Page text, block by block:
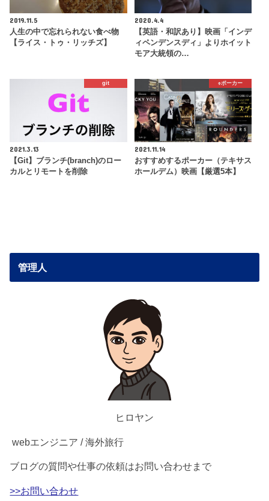
2019.11.5
人生の中で忘れられない食べ物
【ライス・トゥ・リッチズ】
2020.4.4
【英語・和訳あり】映画「インデ
ィペンデンスディ」よりホイット
モア大統領の…
git
2021.3.13
【Git】ブランチ(branch)のロー
カルとリモートを削除
♠️ポーカー
2021.11.14
おすすめするポーカー（テキサス
ホールデム）映画【厳選5本】
管理人
ヒロヤン
webエンジニア / 海外旅行
ブログの質問や仕事の依頼はお問い合わせまで
>>お問い合わせ